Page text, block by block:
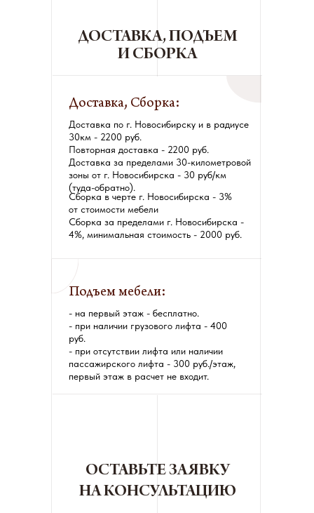
Доставка по г. Новосибирску и в радиусе
30км - 2200 руб.
Повторная доставка - 2200 руб.
Доставка за пределами 30-километровой
зоны от г. Новосибирска - 30 руб/км
(туда-обратно).
- на первый этаж - бесплатно.
- при наличии грузового лифта - 400
руб.
- при отсутствии лифта или наличии
пассажирского лифта - 300 руб./этаж,
первый этаж в расчет не входит.
Сборка в черте г. Новосибирска - 3%
от стоимости мебели
Сборка за пределами г. Новосибирска -
4%, минимальная стоимость - 2000 руб.
Подъем мебели:
Доставка, Сборка:
ДОСТАВКА, ПОДЪЕМ
И СБОРКА
ОСТАВЬТЕ ЗАЯВКУ
НА КОНСУЛЬТАЦИЮ